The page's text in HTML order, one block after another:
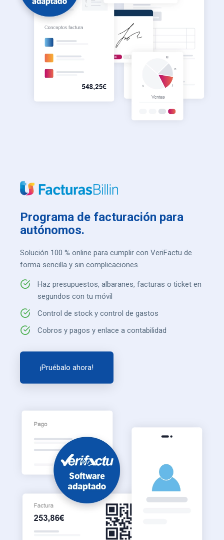
Programa de facturación para
autónomos.
Solución 100 % online para cumplir con VeriFactu de
forma sencilla y sin complicaciones.
Haz presupuestos, albaranes, facturas o ticket en
segundos con tu móvil
Control de stock y control de gastos
Cobros y pagos y enlace a contabilidad
¡Pruébalo ahora!